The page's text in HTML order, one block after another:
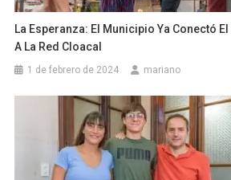
La Esperanza: El Municipio Ya Conectó
A La Red Cloacal
1 de febrero de 2024 mariano